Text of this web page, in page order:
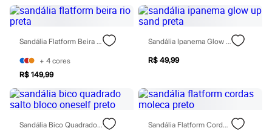
Sandálias
Sapatilhas
Tênis
Marcas
City
Clock House
Mindset
Sawary
Yessica
Moda esportiva
Acessórios
Blusas
Sandália Flatform Beira Rio Preta
+ 4 cores
R$ 149,99
Sandália Ipanema Glow Up Sand Preta
R$ 49,99
Sandália Bico Quadrado Salto Bloco Oneself Preto Sandália Flatform Cordas Moleca Preto